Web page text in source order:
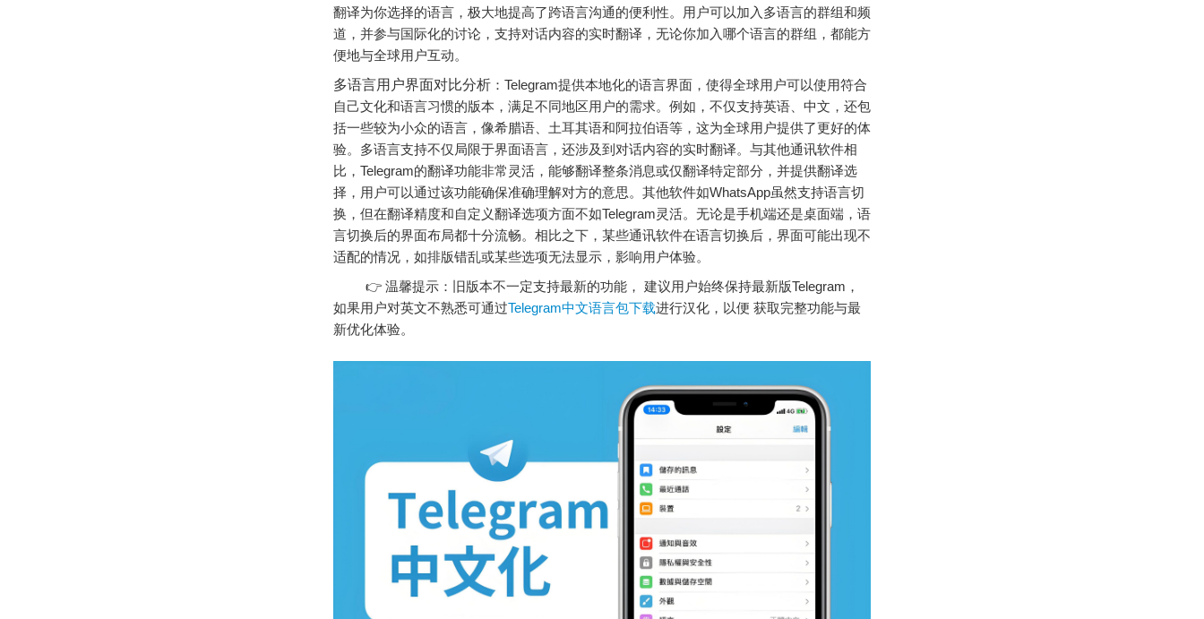
翻译为你选择的语言，极大地提高了跨语言沟通的便利性。用户可以加入多语言的群组和频
道，并参与国际化的讨论，支持对话内容的实时翻译，无论你加入哪个语言的群组，都能方
便地与全球用户互动。
多语言用户界面对比分析 ：Telegram提供本地化的语言界面，使得全球用户可以使用符合
自己文化和语言习惯的版本，满足不同地区用户的需求。例如，不仅支持英语、中文，还包
括一些较为小众的语言，像希腊语、土耳其语和阿拉伯语等，这为全球用户提供了更好的体
验。多语言支持不仅局限于界面语言，还涉及到对话内容的实时翻译。与其他通讯软件相
比，Telegram的翻译功能非常灵活，能够翻译整条消息或仅翻译特定部分，并提供翻译选
择，用户可以通过该功能确保准确理解对方的意思。其他软件如WhatsApp虽然支持语言切
换，但在翻译精度和自定义翻译选项方面不如Telegram灵活。无论是手机端还是桌面端，语
言切换后的界面布局都十分流畅。相比之下，某些通讯软件在语言切换后，界面可能出现不
适配的情况，如排版错乱或某些选项无法显示，影响用户体验。
👉 温馨提示：旧版本不一定支持最新的功能， 建议用户始终保持最新版Telegram，
如果用户对英文不熟悉可通过Telegram中文语言包下载进行汉化，以便 获取完整功能与最
新优化体验。